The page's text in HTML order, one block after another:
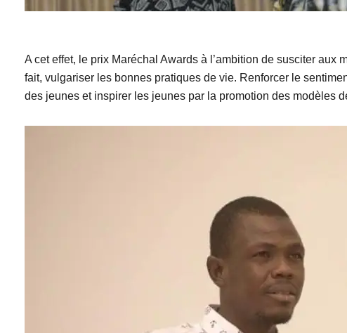
A cet effet, le prix Maréchal Awards à l’ambition de susciter
fait, vulgariser les bonnes pratiques de vie. Renforcer le
des jeunes et inspirer les jeunes par la promotion des modèles